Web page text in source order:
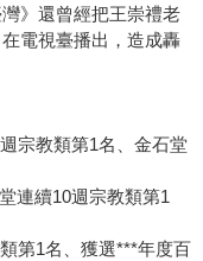
》還曾經把王崇禮老
電視臺播出，造成轟
宗教類第1名、金石堂
連續10週宗教類第1
第1名、獲選***年度百